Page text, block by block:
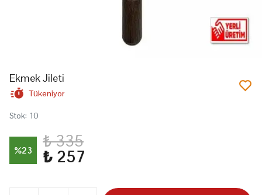
Ekmek Jileti
Tükeniyor
Stok: 10
%23 ₺ 335
₺ 257